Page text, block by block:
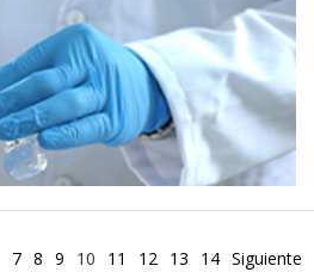
7 8 9 10 11 12 13 14 Siguiente